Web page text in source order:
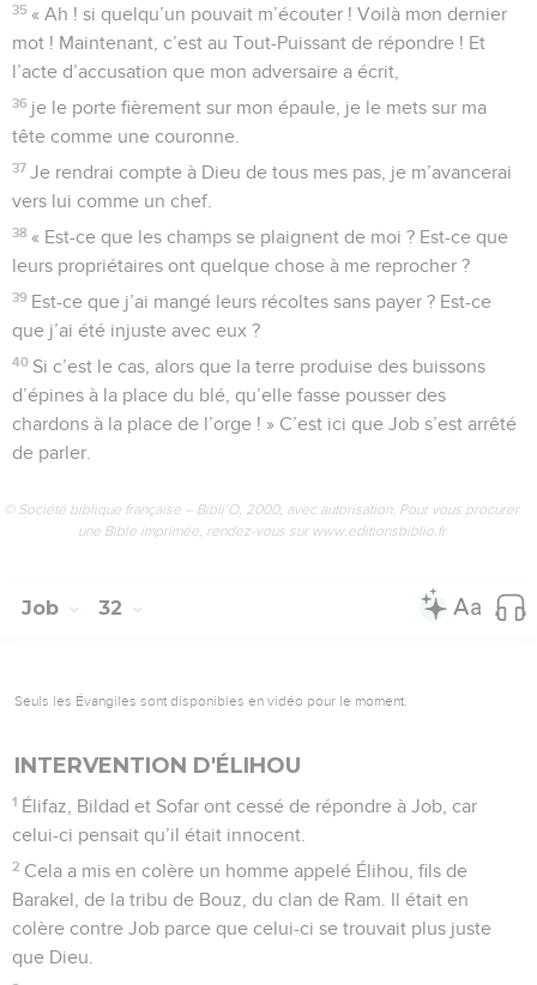
35 « Ah ! si quelqu’un pouvait m’écouter ! Voilà mon dernier
mot ! Maintenant, c’est au Tout-Puissant de répondre ! Et
l’acte d’accusation que mon adversaire a écrit,
36 je le porte fièrement sur mon épaule, je le mets sur ma
tête comme une couronne.
37 Je rendrai compte à Dieu de tous mes pas, je m’avancerai
vers lui comme un chef.
38 « Est-ce que les champs se plaignent de moi ? Est-ce que
leurs propriétaires ont quelque chose à me reprocher ?
39 Est-ce que j’ai mangé leurs récoltes sans payer ? Est-ce
que j’ai été injuste avec eux ?
40 Si c’est le cas, alors que la terre produise des buissons
d’épines à la place du blé, qu’elle fasse pousser des
chardons à la place de l’orge ! » C’est ici que Job s’est arrêté
de parler.
© Société biblique française – Bibli’O, 2000, avec autorisation. Pour vous procurer
une Bible imprimée, rendez-vous sur www.editionsbiblio.fr
Job 32
Seuls les Évangiles sont disponibles en vidéo pour le moment.
INTERVENTION D'ÉLIHOU
1 Élifaz, Bildad et Sofar ont cessé de répondre à Job, car
celui-ci pensait qu’il était innocent.
2 Cela a mis en colère un homme appelé Élihou, fils de
Barakel, de la tribu de Bouz, du clan de Ram. Il était en
colère contre Job parce que celui-ci se trouvait plus juste
que Dieu.